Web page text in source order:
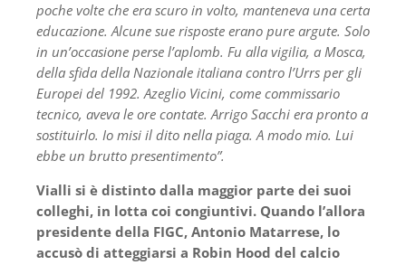
poche volte che era scuro in volto, manteneva una certa
educazione. Alcune sue risposte erano pure argute. Solo
in un’occasione perse l’aplomb. Fu alla vigilia, a Mosca,
della sfida della Nazionale italiana contro l’Urrs per gli
Europei del 1992. Azeglio Vicini, come commissario
tecnico, aveva le ore contate. Arrigo Sacchi era pronto a
sostituirlo. Io misi il dito nella piaga. A modo mio. Lui
ebbe un brutto presentimento”.
Vialli si è distinto dalla maggior parte dei suoi
colleghi, in lotta coi congiuntivi. Quando l’allora
presidente della FIGC, Antonio Matarrese, lo
accusò di atteggiarsi a Robin Hood del calcio